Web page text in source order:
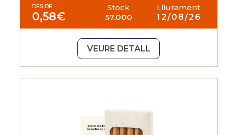
DES DE
0,58€
Stock
57.000
Lliurament
12/08/26
VEURE DETALL